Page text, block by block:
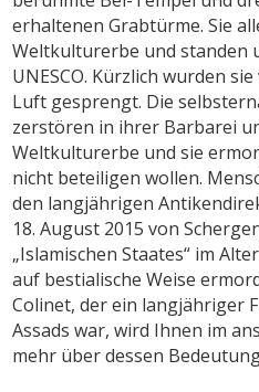
erhaltenen Grabtürme. Sie
Weltkulturerbe und standen
UNESCO. Kürzlich wurden
Luft gesprengt. Die
zerstören in ihrer Barbarei
Weltkulturerbe und sie
nicht beteiligen wollen.
den langjährigen
18. August 2015 von
„Islamischen Staates“ im
auf bestialische Weise
Colinet, der ein langjähriger
Assads war, wird Ihnen im
mehr über dessen